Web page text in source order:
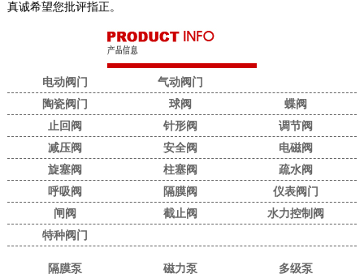
真诚希望您批评指正。
电动阀门
气动阀门
陶瓷阀门
球阀
蝶阀
止回阀
针形阀
调节阀
减压阀
安全阀
电磁阀
旋塞阀
柱塞阀
疏水阀
呼吸阀
隔膜阀
仪表阀门
闸阀
截止阀
水力控制阀
特种阀门
隔膜泵 磁力泵
多级泵